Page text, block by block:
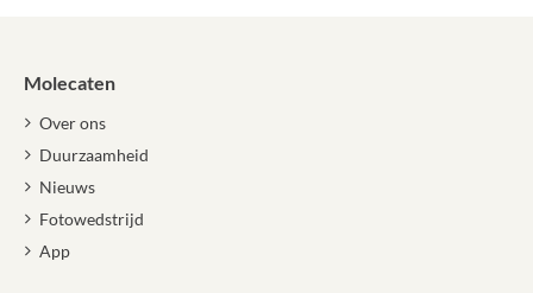
Molecaten
Over ons
Duurzaamheid
Nieuws
Fotowedstrijd
App